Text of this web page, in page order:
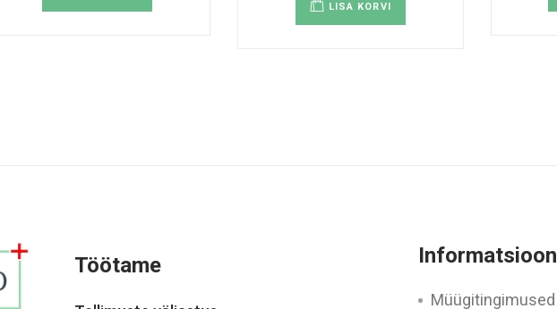
LISA KORVI
Töötame Informatsioon
Müügitingimused